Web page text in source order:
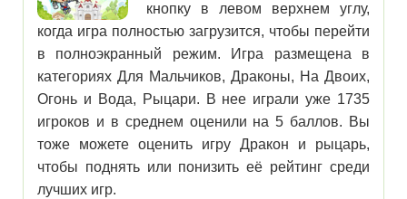
кнопку в левом верхнем углу,
когда игра полностью загрузится, чтобы перейти
в полноэкранный режим. Игра размещена в
категориях Для Мальчиков, Драконы, На Двоих,
Огонь и Вода, Рыцари. В нее играли уже 1735
игроков и в среднем оценили на 5 баллов. Вы
тоже можете оценить игру Дракон и рыцарь,
чтобы поднять или понизить её рейтинг среди
лучших игр.